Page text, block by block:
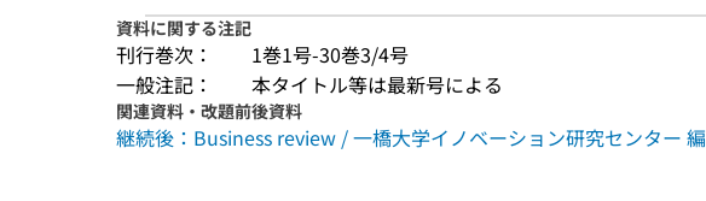
資料に関する注記
刊行巻次：
1巻1号-30巻3/4号
一般注記：
本タイトル等は最新号による
関連資料・改題前後資料
継続後：Business review / 一橋大学イノベーション研究センター 編